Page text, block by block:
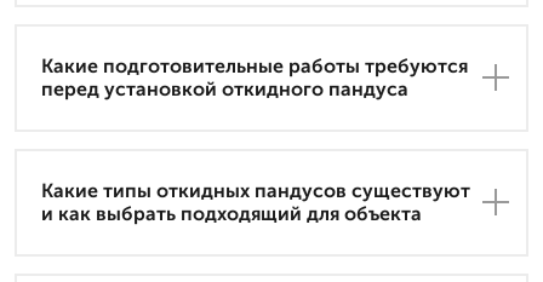
Какие подготовительные работы требуются
перед установкой откидного пандуса
Какие типы откидных пандусов существуют
и как выбрать подходящий для объекта